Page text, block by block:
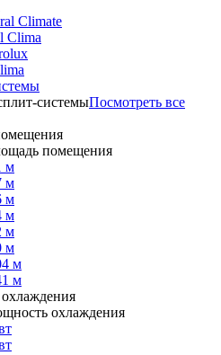
Climate
Clima
системыПосмотреть все
помещения
м
м
м
м
м
м
м
м
охлаждения